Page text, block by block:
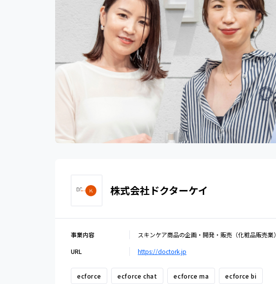
株式会社ドクターケイ
事業内容
スキンケア商品の企画・開発・販売（化粧品販売業）
URL
https://doctork.jp
ecforce ecforce chat ecforce ma ecforce bi